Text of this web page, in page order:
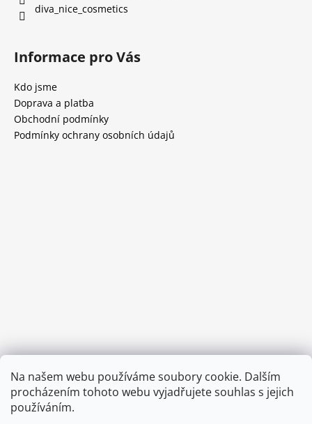
Na našem webu používáme soubory cookie. Dalším
procházením tohoto webu vyjadřujete souhlas s jejich
používáním.
diva_nice_cosmetics
Informace pro Vás
Kdo jsme
Doprava a platba
Obchodní podmínky
Podmínky ochrany osobních údajů
Provozní doba:
8.00 - 15.00 hod (pondělí - pátek)